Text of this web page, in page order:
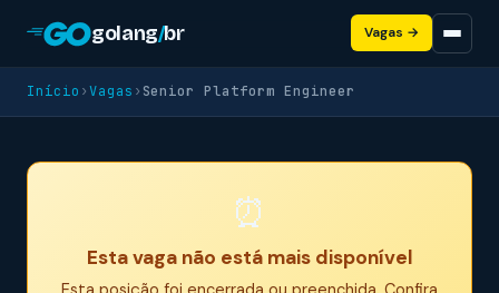
golang/br Vagas →
Início ›Vagas ›Senior Platform Engineer
⏰
Esta vaga não está mais disponível